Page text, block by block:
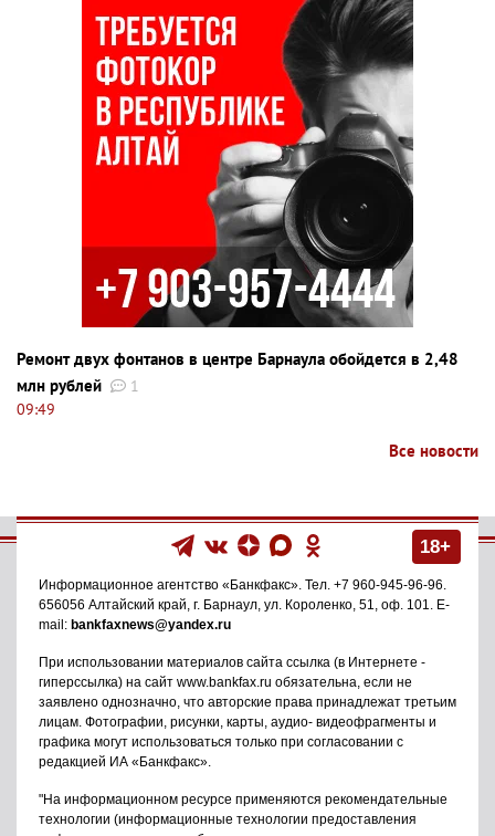
Ремонт двух фонтанов в центре Барнаула обойдется в 2,48
млн рублей
1
09:49
Все новости
18+
Информационное агентство «Банкфакс» . Тел. +7 960-945-96-96
656056 Алтайский край, г. Барнаул ул. Короленко, 51, оф. 101
. E-
mail: bankfaxnews@yandex.ru
При использовании материалов сайта ссылка (в Интернете -
гиперссылка) на сайт www.bankfax.ru обязательна, если не
заявлено однозначно, что авторские права принадлежат третьим
лицам. Фотографии, рисунки, карты, аудио- видеофрагменты и
графика могут использоваться только при согласовании с
редакцией ИА «Банкфакс».
"На информационном ресурсе применяются рекомендательные
технологии (информационные технологии предоставления